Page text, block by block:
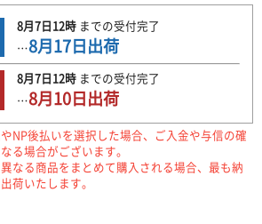
8月7日12時までの受付完了
…8月17日出荷
8月7日12時までの受付完了
…8月10日出荷
NP後払いを選択した場合、ご入金や与信の確
る場合がございます。
なる商品をまとめて購入される場合、最も納
荷いたします。